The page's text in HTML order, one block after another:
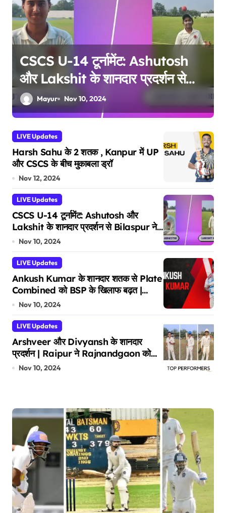
Ankush Kumar के शानदार शतक से
Plate Combined को BSP के
खिलाफ बढ़त | CSCS U 14
Tournament
Mayur Nov 10, 2024
LIVE Updates
Harsh Sahu के 2 शतक , Kanpur में UP
और CSCS के बीच मुकाबला ड्रॉ
Nov 12, 2024
LIVE Updates
CSCS U-14 टूर्नामेंट: Ashutosh और
Lakshit के शानदार प्रदर्शन से Bilaspur ने
Raipur Blue को दी करारी शिकस्त
Nov 10, 2024
LIVE Updates
Ankush Kumar के शानदार शतक से Plate
Combined को BSP के खिलाफ बढ़त |
CSCS U 14 Tournament
Nov 10, 2024
LIVE Updates
Arshveer और Divyansh के शानदार
प्रदर्शन | Raipur ने Rajnandgaon को
54 रनों से हराया
Nov 10, 2024